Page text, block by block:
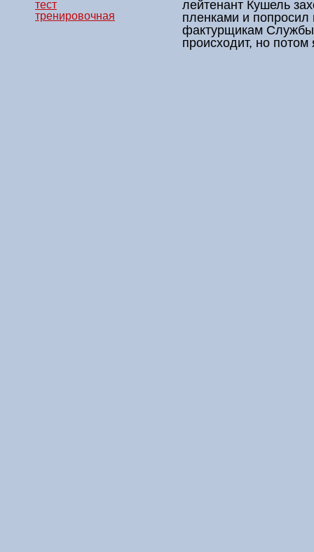
тест
тренировочная
лейтенант Кушель
пленками и
фактурщикам
происходит, но потом